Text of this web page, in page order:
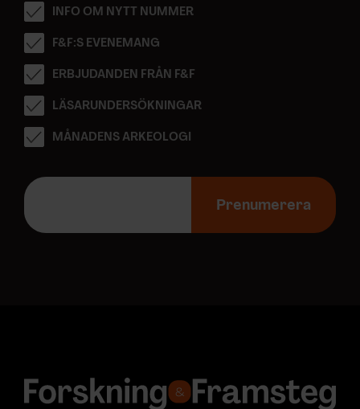
INFO OM NYTT NUMMER
F&F:S EVENEMANG
ERBJUDANDEN FRÅN F&F
LÄSARUNDERSÖKNINGAR
MÅNADENS ARKEOLOGI
E
p
s
Prenumerera